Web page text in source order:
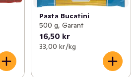
Pasta Bucatini
500 g, Garant
16,50 kr
33,00 kr /kg